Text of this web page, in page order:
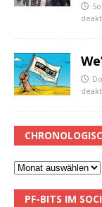
PF-BITS IM